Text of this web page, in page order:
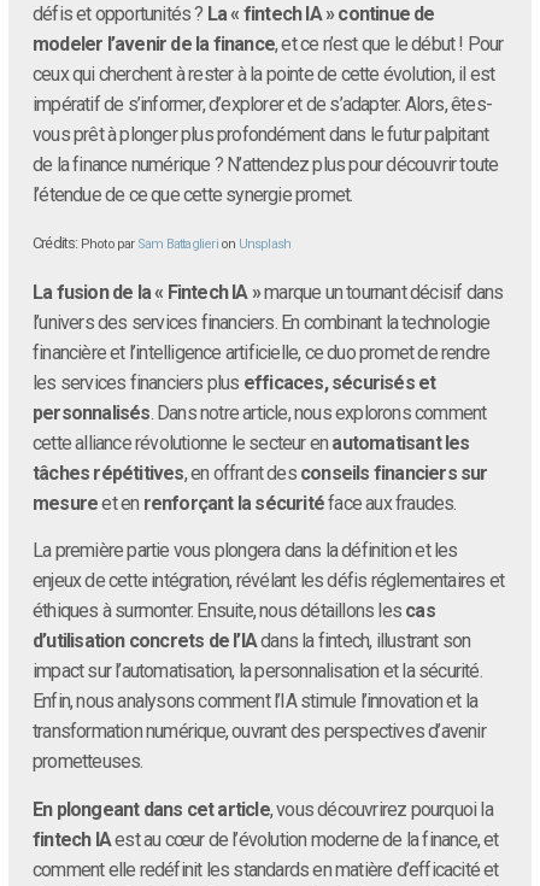
défis et opportunités ? La « fintech IA » continue de
modeler l’avenir de la finance, et ce n’est que le début ! Pour
ceux qui cherchent à rester à la pointe de cette évolution, il est
impératif de s’informer, d’explorer et de s’adapter. Alors, êtes-
vous prêt à plonger plus profondément dans le futur palpitant
de la finance numérique ? N’attendez plus pour découvrir toute
l’étendue de ce que cette synergie promet.
Crédits: Photo par Sam Battaglierion Unsplash
La fusion de la « Fintech IA »marque un tournant décisif dans
l’univers des services financiers. En combinant la technologie
financière et l’intelligence artificielle, ce duo promet de rendre
les services financiers plus efficaces, sécurisés et
personnalisés . Dans notre article, nous explorons comment
cette alliance révolutionne le secteur en automatisant les
tâches répétitives, en offrant des conseils financiers sur
mesureet en renforçant la sécuritéface aux fraudes.
La première partie vous plongera dans la définition et les
enjeux de cette intégration, révélant les défis réglementaires et
éthiques à surmonter. Ensuite, nous détaillons les cas
d’utilisation concrets de l’IAdans la fintech, illustrant son
impact sur l’automatisation, la personnalisation et la sécurité.
Enfin, nous analysons comment l’IA stimule l’innovation et la
transformation numérique, ouvrant des perspectives d’avenir
prometteuses.
En plongeant dans cet article, vous découvrirez pourquoi la
fintech IAest au cœur de l’évolution moderne de la finance, et
comment elle redéfinit les standards en matière d’efficacité et